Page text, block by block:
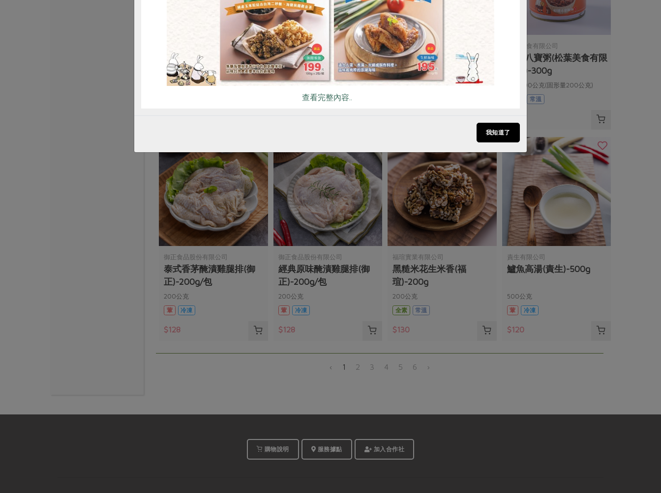
本土發酵奶油(無鹽)
90公克
保證責任花蓮縣肉品運銷合作社
味噌鹽麴五花醃肉片(花肉
社)-225g
225公克(固形物200公克)
冷凍
舍利蓮有限公司
優質牛腱切塊(舍利
蓮)-300g
松葉美食有限公司
桂圓八寶粥(松葉美食有限
公司)-300g
淨重300公克(固形量200公克)
常溫
御正食品股份有限公司
泰式香茅醃漬雞腿排(御
正)-200g/包
200公克
葷
冷凍
$128
御正食品股份有限公司
經典原味醃漬雞腿排(御
正)-200g/包
200公克
葷
冷凍
$128
福瑄實業有限公司
黑糙米花生米香(福
瑄)-200g
200公克
全素
常溫
$130
責生有限公司
鱸魚高湯(責生)-500g
500公克
葷
冷凍
$120
‹ 1 2 3 4 5 6 ›
購物說明 服務據點 加入合作社
查看完整內容..
我知道了